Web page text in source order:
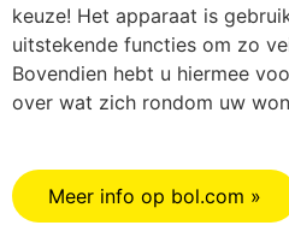
keuze! Het apparaat is
uitstekende functies om zo
Bovendien hebt u hiermee
over wat zich rondom uw
Meer info op bol.com »